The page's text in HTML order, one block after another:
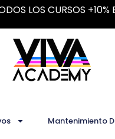
LOS CURSOS +10%
Mantenimiento